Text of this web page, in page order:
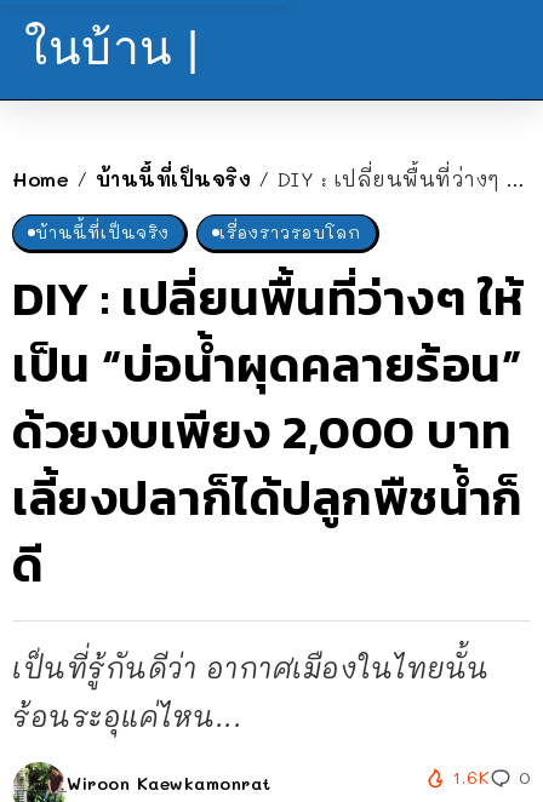
ในบ้าน |
Home / บ้านนี้ที่เป็นจริง / DIY : เปลี่ยนพื้นที่ว่างๆ ให้เป็น “บ่อน้ำผุดคลายร้อน” ด้วยงบเพียง 2,000 บาท เลี้ยงปลาก็ได้ปลูกพืชน้ำก็ดี
บ้านนี้ที่เป็นจริง เรื่องราวรอบโลก
DIY : เปลี่ยนพื้นที่ว่างๆ ให้
เป็น “บ่อน้ำผุดคลายร้อน”
ด้วยงบเพียง 2,000 บาท
เลี้ยงปลาก็ได้ปลูกพืชน้ำก็
ดี
เป็นที่รู้กันดีว่า อากาศเมืองในไทยนั้น
ร้อนระอุแค่ไหน...
Wiroon Kaewkamonrat 1.6K 0